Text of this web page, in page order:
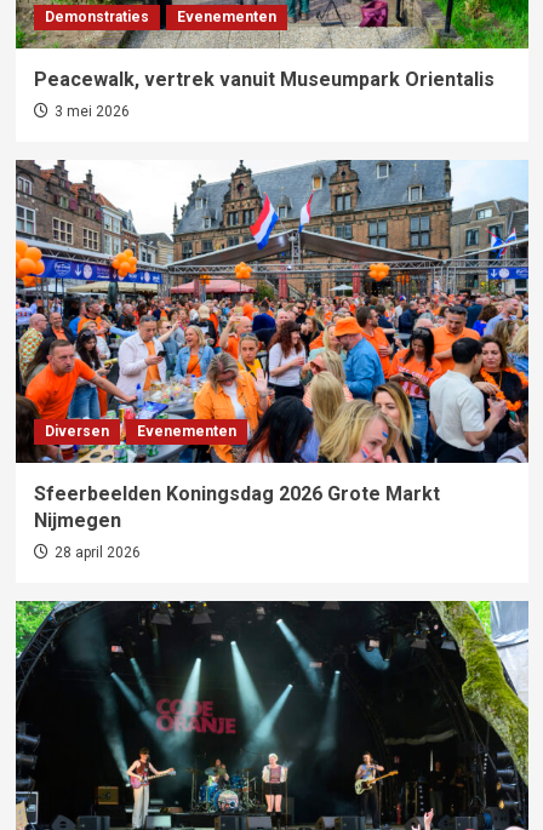
Demonstraties Evenementen
Peacewalk, vertrek vanuit Museumpark Orientalis
3 mei 2026
Diversen Evenementen
Sfeerbeelden Koningsdag 2026 Grote Markt
Nijmegen
28 april 2026